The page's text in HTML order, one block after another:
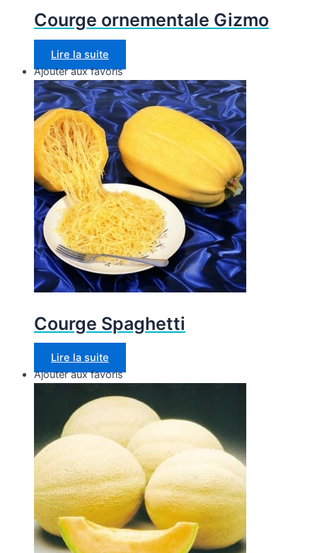
Courge ornementale Gizmo
Lire la suite
Ajouter aux favoris
Courge Spaghetti
Lire la suite
Ajouter aux favoris